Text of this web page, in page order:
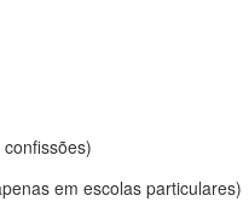
em escolas particulares)